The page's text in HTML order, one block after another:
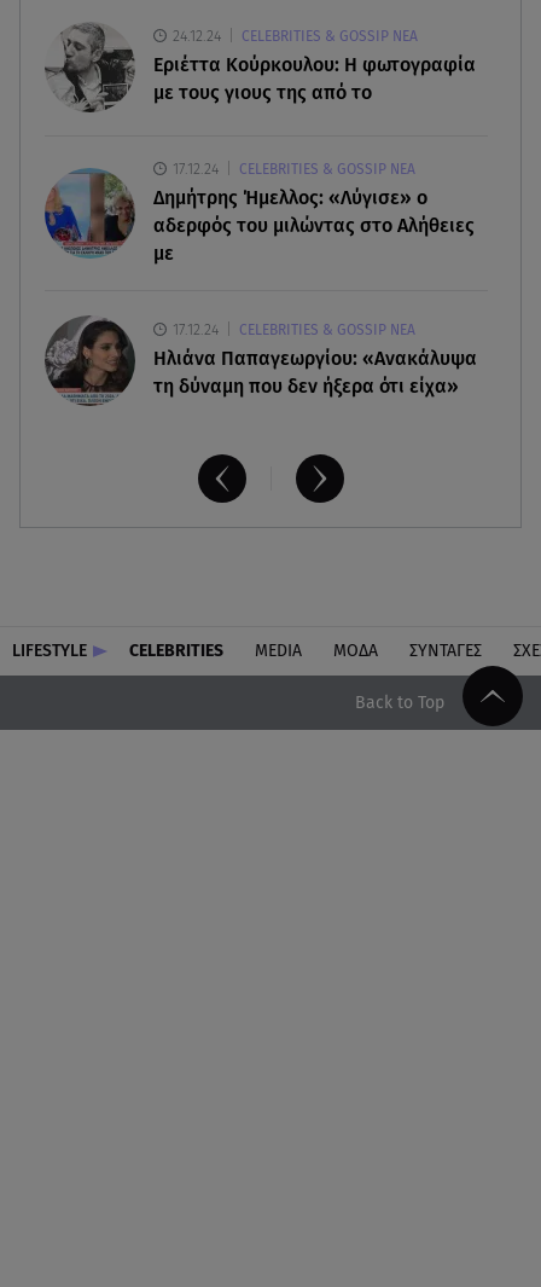
Κηδεία Λάκη Χαλκιά: Συντετριμμένη η σύζυγός
του στο τελευταίο «αντίο»
Παράσχου από το νοσοκομείο
24.12.24 CELEBRITIES & GOSSIP ΝΕΑ
Εριέττα Κούρκουλου: Η φωτογραφία
με τους γιους της από το
17.12.24 CELEBRITIES & GOSSIP ΝΕΑ
Δημήτρης Ήμελλος: «Λύγισε» ο
αδερφός του μιλώντας στο Αλήθειες
με
17.12.24 CELEBRITIES & GOSSIP ΝΕΑ
Ηλιάνα Παπαγεωργίου: «Ανακάλυψα
τη δύναμη που δεν ήξερα ότι είχα»
LIFESTYLE CELEBRITIES MEDIA ΜΟΔΑ ΣΥΝΤΑΓΕΣ
Back to Top